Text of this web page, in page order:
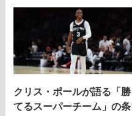
クリス・ポールが語る「勝
てるスーパーチーム」の条